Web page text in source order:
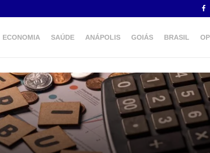
ECONOMIA SAÚDE ANÁPOLIS GOIÁS BRASIL